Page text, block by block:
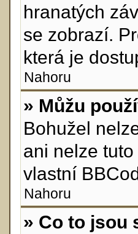
hranatých
se zobrazí.
která je
Nahoru
» Můžu
Bohužel
ani nelze
vlastní
Nahoru
» Co to jsou